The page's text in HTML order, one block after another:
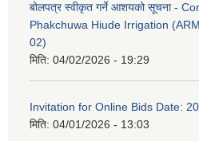
बोलपत्र स्वीकृत गर्ने आशयको सूचना -
Phakchuwa Hiude Irrigation
02)
मिति: 04/02/2026 - 19:29
Invitation for Online Bids Date:
मिति: 04/01/2026 - 13:03